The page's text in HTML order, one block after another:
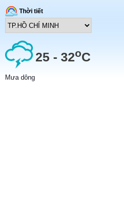
Thời tiết
25 - 32oC
Mưa dông